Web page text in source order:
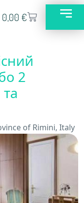
0,00€
2
of Rimini, Italy